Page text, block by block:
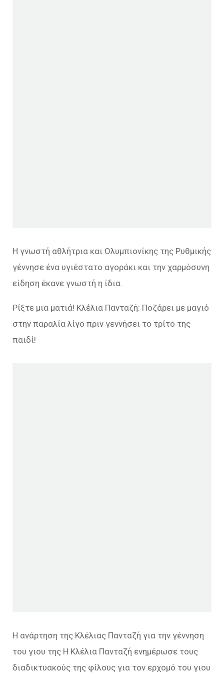
Η γνωστή αθλήτρια και Ολυμπιονίκης της Ρυθμικής
γέννησε ένα υγιέστατο αγοράκι και την χαρμόσυνη
είδηση έκανε γνωστή η ίδια.
Ρίξτε μια ματιά! Κλέλια Πανταζή: Ποζάρει με μαγιό
στην παραλία λίγο πριν γεννήσει το τρίτο της
παιδί!
Η ανάρτηση της Κλέλιας Πανταζή για την γέννηση
του γιου της Η Κλέλια Πανταζή ενημέρωσε τους
διαδικτυακούς της φίλους για τον ερχομό του γιου